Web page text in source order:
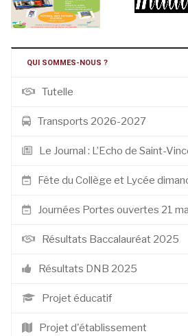
QUI SOMMES-NOUS ?
Tutelle
Transports 2026-2027
Le Journal : L’Echo de Saint-
Fête du Collège et Lycée
Journées Portes ouvertes 21
Résultats Baccalauréat 2025
Résultats DNB 2025
Projet éducatif
Projet d'établissement